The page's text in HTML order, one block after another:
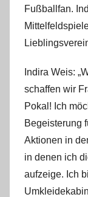
Fußballfan.
Indira Weis:
schaffen wir
Pokal! Ich
Begeisterung
Aktionen in
in denen ich
aufzeige. Ich